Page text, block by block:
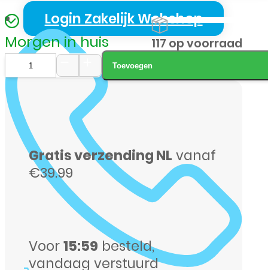
Login Zakelijk Webshop
Morgen in huis
Samsung
Galaxy
A57
128GB
donkerblauw
aantal
Toevoegen
117 op voorraad
Gratis verzending NL vanaf
€39.99
Voor15:59 besteld,
vandaag verstuurd